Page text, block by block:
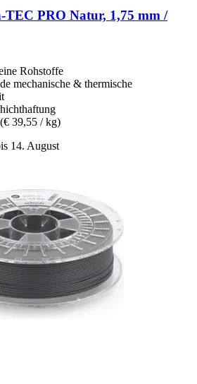
​TEC PRO Natur, 1,75 mm /
Rohstoffe
mechanische & thermische
(€ 39,55 / kg)
14. August